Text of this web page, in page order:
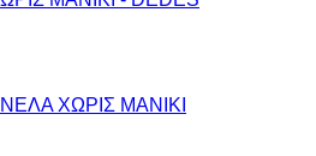
ΧΩΡΙΣ ΜΑΝΙΚΙ